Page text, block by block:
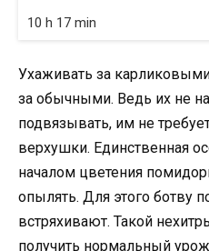
10 h 17 min
Ухаживать за
за обычными. Ведь их не
подвязывать, им не
верхушки. Единственная
началом цветения
опылять. Для этого ботву
встряхивают. Такой
получить нормальный